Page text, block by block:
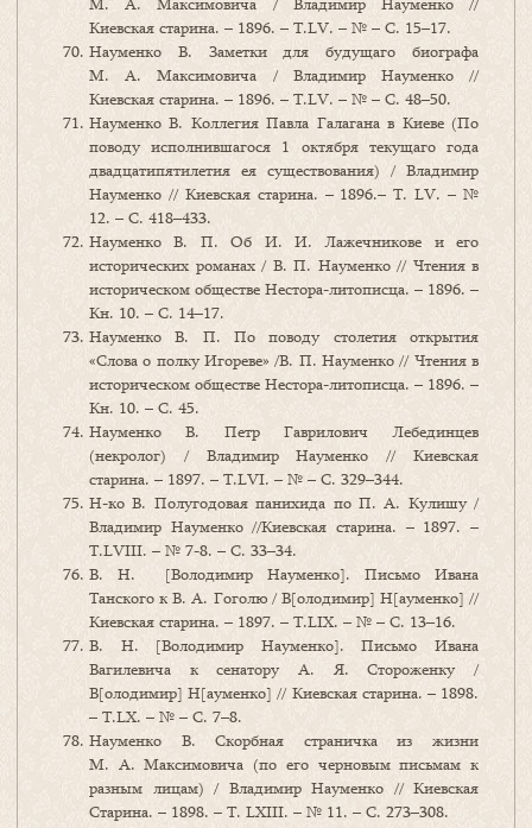
Киевская старина. – 1896. – Т.LV. – № – C. 15–17.
Науменко В. Заметки для будущаго биографа
М. А. Максимовича / Владимир Науменко //
Киевская старина. – 1896. – Т.LV. – № – C. 48–50.
Науменко В. Коллегия Павла Галагана в Киеве (По
поводу исполнившагося 1 октября текущаго года
двадцатипятилетия ея существования) / Владимир
Науменко // Киевская старина. – 1896.– Т. LV. – №
12. – C. 418–433.
Науменко В. П. Об И. И. Лажечникове и его
исторических романах / В. П. Науменко // Чтения в
историческом обществе Нестора-литописца. – 1896. –
Кн. 10. – С. 14–17.
Науменко В. П. По поводу столетия открытия
«Слова о полку Игореве» /В. П. Науменко // Чтения в
историческом обществе Нестора-литописца. – 1896. –
Кн. 10. – С. 45.
Науменко В. Петр Гаврилович Лебединцев
(некролог) / Владимир Науменко // Киевская
старина. – 1897. – Т.LVI. – № – C. 329–344.
Н-ко В. Полугодовая панихида по П. А. Кулишу /
Владимир Науменко //Киевская старина. – 1897. –
Т.LVIII. – № 7-8. – C. 33–34.
В. Н. [Володимир Науменко]. Письмо Ивана
Танского к В. А. Гоголю / В[олодимир] Н[ауменко] //
Киевская старина. – 1897. – Т.LIX. – № – C. 13–16.
В. Н. [Володимир Науменко]. Письмо Ивана
Вагилевича к сенатору А. Я. Стороженку /
В[олодимир] Н[ауменко] // Киевская старина. – 1898.
– Т.LX. – № – C. 7–8.
Науменко В. Скорбная страничка из жизни
М. А. Максимовича (по его черновым письмам к
разным лицам) / Владимир Науменко // Киевская
Старина. – 1898. – Т. LXIII. – № 11. – С. 273–308.